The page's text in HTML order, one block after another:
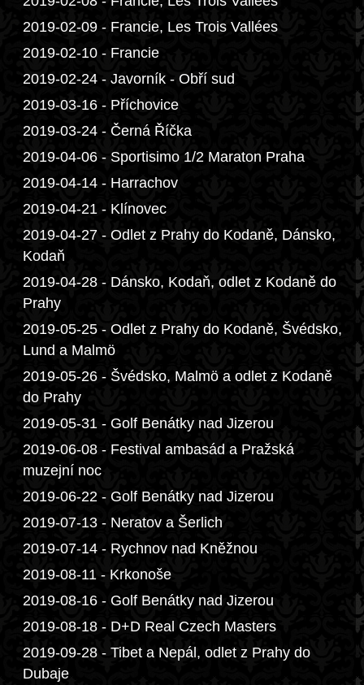
2019-02-09 - Francie, Les Trois Vallées
2019-02-10 - Francie
2019-02-24 - Javorník - Obří sud
2019-03-16 - Příchovice
2019-03-24 - Černá Říčka
2019-04-06 - Sportisimo 1/2 Maraton Praha
2019-04-14 - Harrachov
2019-04-21 - Klínovec
2019-04-27 - Odlet z Prahy do Kodaně, Dánsko,
Kodaň
2019-04-28 - Dánsko, Kodaň, odlet z Kodaně do
Prahy
2019-05-25 - Odlet z Prahy do Kodaně, Švédsko,
Lund a Malmö
2019-05-26 - Švédsko, Malmö a odlet z Kodaně
do Prahy
2019-05-31 - Golf Benátky nad Jizerou
2019-06-08 - Festival ambasád a Pražská
muzejní noc
2019-06-22 - Golf Benátky nad Jizerou
2019-07-13 - Neratov a Šerlich
2019-07-14 - Rychnov nad Kněžnou
2019-08-11 - Krkonoše
2019-08-16 - Golf Benátky nad Jizerou
2019-08-18 - D+D Real Czech Masters
2019-09-28 - Tibet a Nepál, odlet z Prahy do
Dubaje